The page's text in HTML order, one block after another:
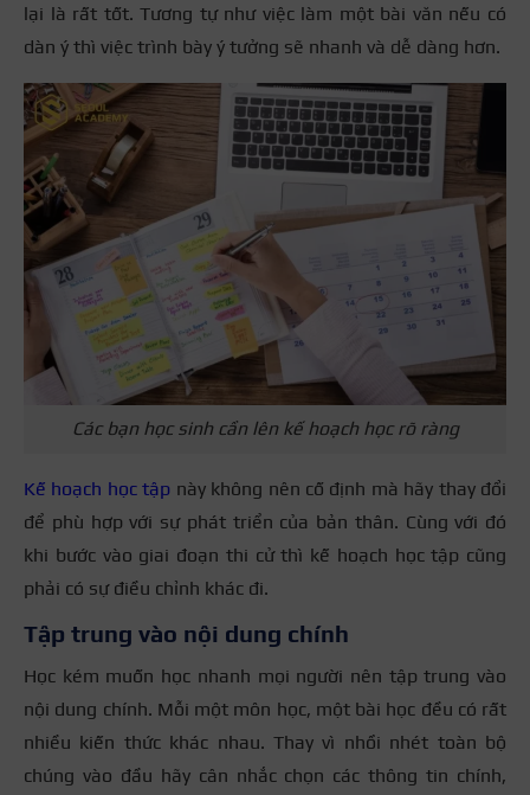
lại là rất tốt. Tương tự như việc làm một bài văn nếu có
dàn ý thì việc trình bày ý tưởng sẽ nhanh và dễ dàng hơn.
Các bạn học sinh cần lên kế hoạch học rõ ràng
Kế hoạch học tập này không nên cố định mà hãy thay đổi
để phù hợp với sự phát triển của bản thân. Cùng với đó
khi bước vào giai đoạn thi cử thì kế hoạch học tập cũng
phải có sự điều chỉnh khác đi.
Tập trung vào nội dung chính
Học kém muốn học nhanh mọi người nên tập trung vào
nội dung chính. Mỗi một môn học, một bài học đều có rất
nhiều kiến thức khác nhau. Thay vì nhồi nhét toàn bộ
chúng vào đầu hãy cân nhắc chọn các thông tin chính,